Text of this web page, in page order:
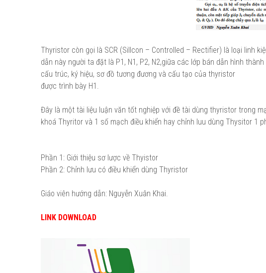
Thyristor còn gọi là SCR (Sillcon – Controlled – Rectifier) là loại linh
dẫn này người ta đặt là P1, N1, P2, N2,giữa các lớp bán dẫn hình
cấu trúc, ký hiệu, sơ đồ tương đương và cấu tạo của thyristor
được trình bày H1.
Đây là một tài liệu luận văn tốt nghiệp với đề tài dùng thyristor trong
khoá Thyritor và 1 số mạch điều khiển hay chỉnh luu dùng Thysitor 1
Phần 1: Giới thiệu sơ lược về Thyistor
Phần 2: Chỉnh lưu có điều khiển dùng Thyristor
Giáo viên hướng dẫn: Nguyễn Xuân Khai.
LINK DOWNLOAD